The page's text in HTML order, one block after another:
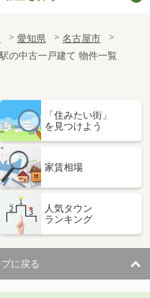
愛知県
名古屋市
の中古一戸建て 物件一覧
「住みたい街」
を見つけよう
家賃相場
人気タウン
ランキング
に戻る